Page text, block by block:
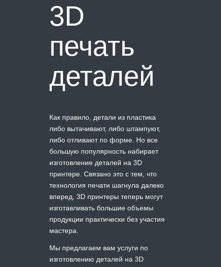
3D
печать
деталей
Как правило, детали из пластика
либо вытачивают, либо штампуют,
либо отливают по форме. Но все
большую популярность набирает
изготовление деталей на 3D
принтере. Связано это с тем, что
технология печати шагнула далеко
вперед, 3D принтеры теперь могут
изготавливать большие объемы
продукции практически без участия
мастера.
Мы предлагаем вам услуги по
изготовлению деталей на 3D